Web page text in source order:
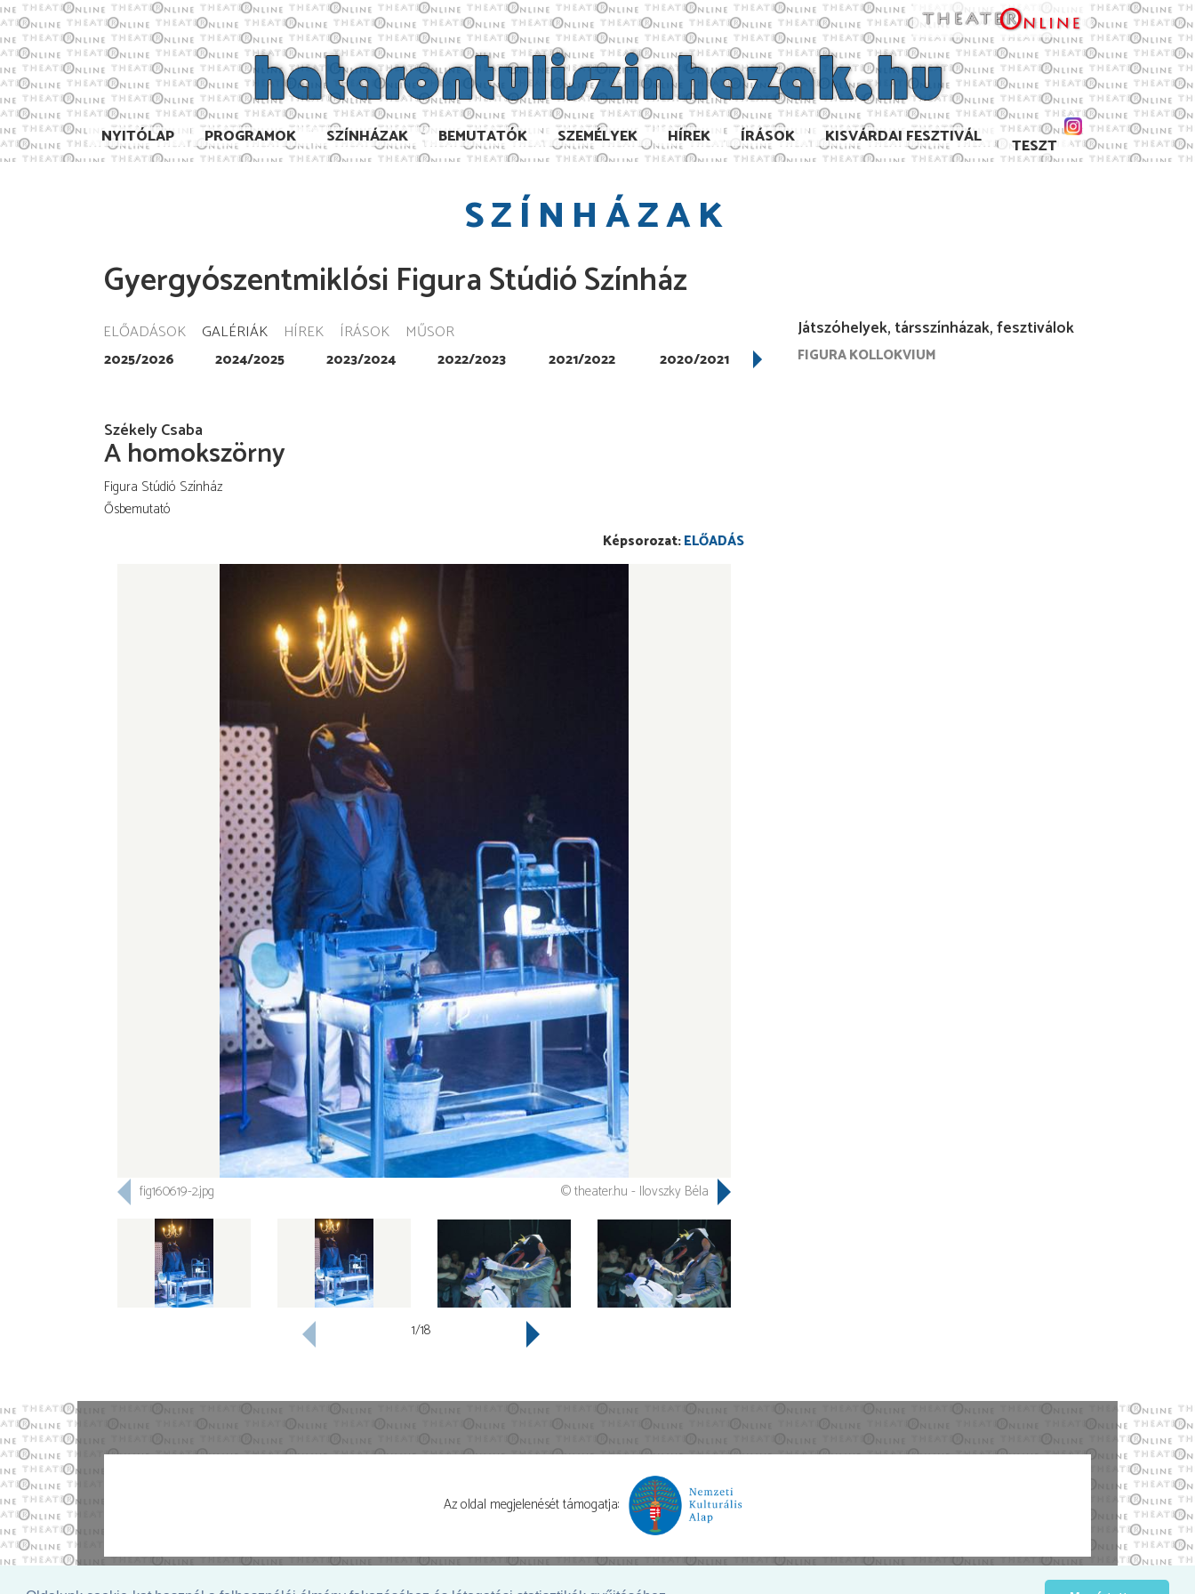
NYITÓLAP PROGRAMOK SZÍNHÁZAK BEMUTATÓK SZEMÉLYEK HÍREK ÍRÁSOK KISVÁRDAI FESZTIVÁL TESZT
SZÍNHÁZAK
Gyergyószentmiklósi Figura Stúdió Színház
ELŐADÁSOK GALÉRIÁK HÍREK ÍRÁSOK MŰSOR
2025/2026 2024/2025 2023/2024 2022/2023 2021/2022 2020/2021 2017/2018 2016/2017
Székely Csaba
A homokszörny
Figura Stúdió Színház
Ősbemutató
ELŐADÁS
© theater.hu - Ilovszky Béla
fig160619-2.jpg
1/18
Játszóhelyek, társszínházak, fesztiválok
FIGURA KOLLOKVIUM
Az oldal megjelenését támogatja: